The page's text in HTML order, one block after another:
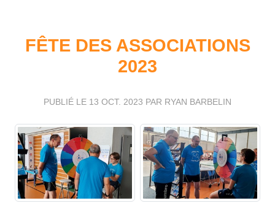
FÊTE DES ASSOCIATIONS
2023
PUBLIÉ LE 13 OCT. 2023 PAR RYAN BARBELIN